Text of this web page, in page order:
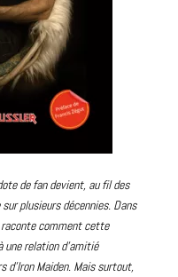
de fan devient, au fil des
plusieurs décennies. Dans
raconte comment cette
une relation d’amitié
d’Iron Maiden. Mais surtout,